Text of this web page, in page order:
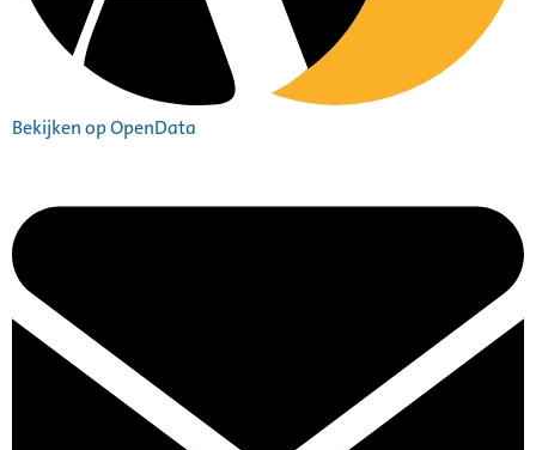
Bekijken op OpenData